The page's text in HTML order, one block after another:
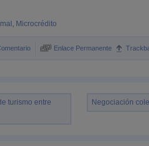
, Microcrédito
Enlace Permanente
turismo entre
Negociación